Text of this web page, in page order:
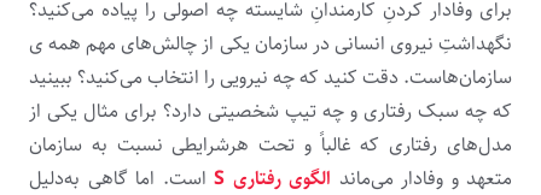
برای وفادار کردنِ کارمندانِ شایسته چه اصولی را پیاده می‌کنید؟
نگهداشتِ نیروی انسانی در سازمان یکی از چالش‌های مهم همه ی
سازمان‌هاست. دقت کنید که چه نیرویی را انتخاب می‌کنید؟ ببینید
که چه سبک رفتاری و چه تیپ شخصیتی دارد؟ برای مثال یکی از
مدل‌های رفتاری که غالباً و تحت هرشرایطی نسبت به سازمان
متعهد و وفادار می‌ماند الگوی رفتاری ‌S
است. اما گاهی به‌دلیل